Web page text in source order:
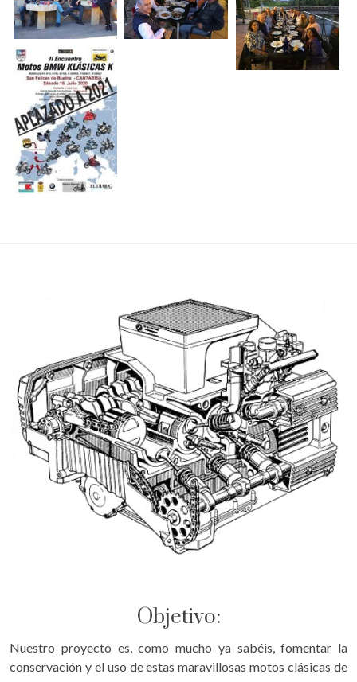
Objetivo:
Nuestro proyecto es, como mucho ya sabéis, fomentar la
conservación y el uso de estas maravillosas motos clásicas de